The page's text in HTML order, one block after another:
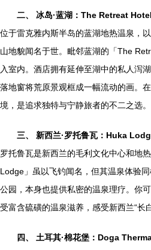
二、 冰岛·蓝湖：The Retreat Hotel
位于雷克雅内斯半岛的蓝湖地热温泉，
山地貌闻名于世。毗邻蓝湖的「The
入室内。酒店拥有延伸至湖中的私人泻
落地窗将荒原景观框成一幅流动的画。
境，是追求独特与宁静旅者的不二之选。
三、 新西兰·罗托鲁瓦：Huka
罗托鲁瓦是新西兰的毛利文化中心和地
Lodge」虽以飞钓闻名，但其温泉体验
公园，本身也提供私密的温泉理疗。你
受富含硫磺的温泉滋养，感受新西兰“长
四、 土耳其·棉花堡：Doga